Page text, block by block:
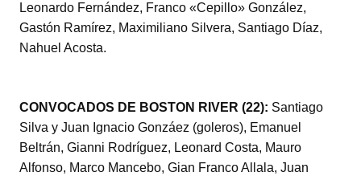
Leonardo Fernández, Franco «Cepillo» González,
Gastón Ramírez, Maximiliano Silvera, Santiago Díaz,
Nahuel Acosta.
CONVOCADOS DE BOSTON RIVER (22): Santiago
Silva y Juan Ignacio Gonzáez (goleros), Emanuel
Beltrán, Gianni Rodríguez, Leonard Costa, Mauro
Alfonso, Marco Mancebo, Gian Franco Allala, Juan